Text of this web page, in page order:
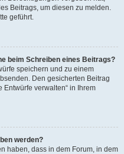
Beitrags, um diesen zu melden.
geführt.
beim Schreiben eines Beitrags?
speichern und zu einem
Den gesicherten Beitrag
Entwürfe verwalten“ in Ihrem
werden?
haben, dass in dem Forum, in dem